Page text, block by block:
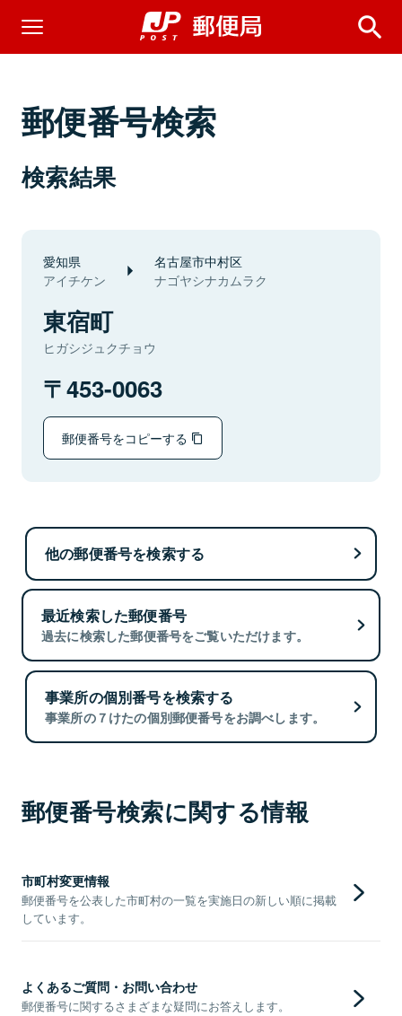
郵便番号検索
検索結果
愛知県
アイチケン
名古屋市中村区
ナゴヤシナカムラク
東宿町
ヒガシジュクチョウ
453-0063
郵便番号をコピーする
他の郵便番号を検索する
最近検索した郵便番号
過去に検索した郵便番号をご覧いただけます。
事業所の個別番号を検索する
事業所の７けたの個別郵便番号をお調べします。
郵便番号検索に関する情報
市町村変更情報
郵便番号を公表した市町村の一覧を実施日の新しい順に掲載
しています。
よくあるご質問・お問い合わせ
郵便番号に関するさまざまな疑問にお答えします。